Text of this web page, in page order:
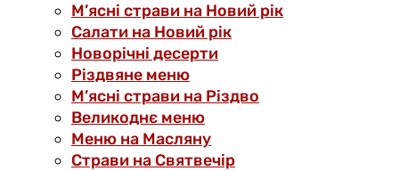
М’ясні страви на Новий рік
Салати на Новий рік
Новорічні десерти
Різдвяне меню
М’ясні страви на Різдво
Великоднє меню
Меню на Масляну
Страви на Святвечір